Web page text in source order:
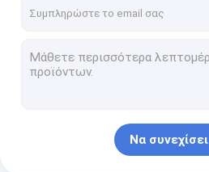
Φίλτρο καφέ Chemex
Μίας χρήσης φίλτρο καφέ
Βιοδιασπάσιμο φίλτρο καφέ
Να συνεχίσει